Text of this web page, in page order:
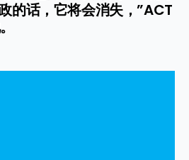
的话，它将会消失，”ACT